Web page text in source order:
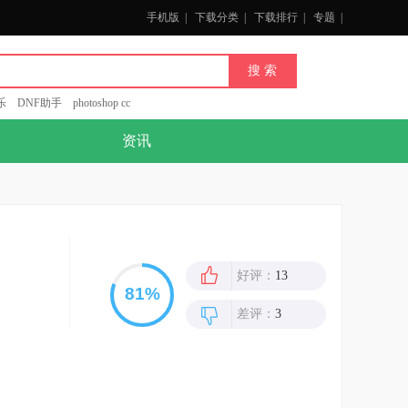
手机版 下载分类 下载排行 专题
DNF助手 photoshop cc
资讯
好评： 13
差评： 3